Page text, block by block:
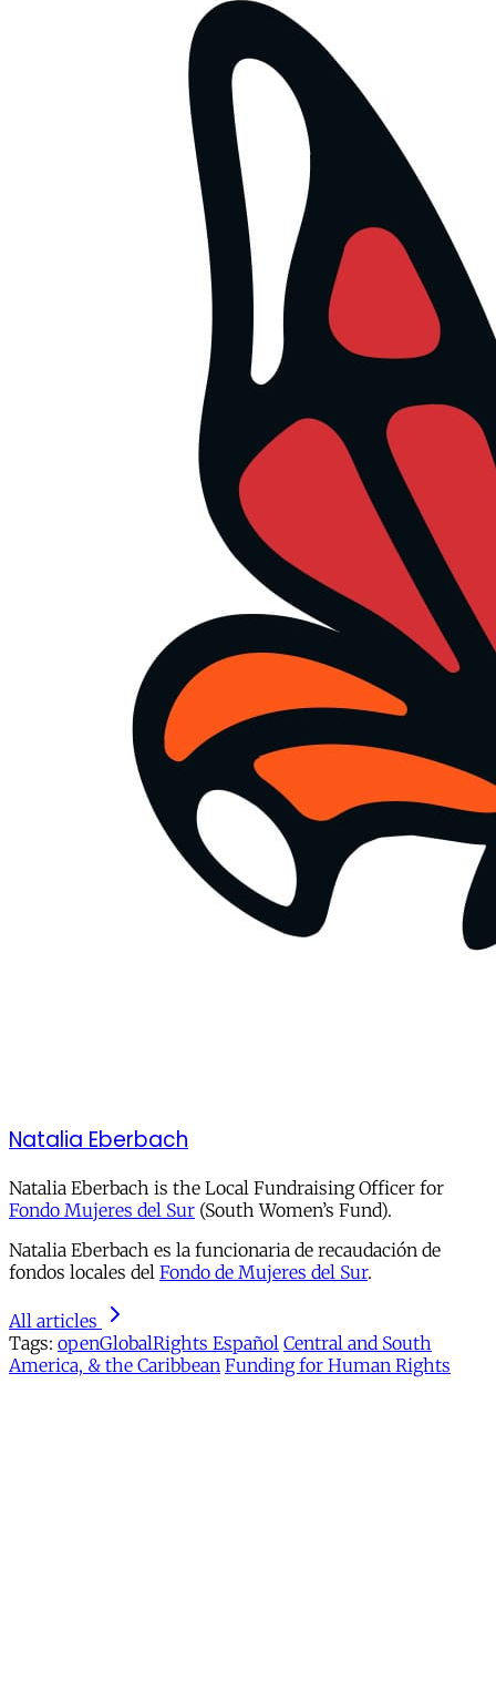
Natalia Eberbach
Natalia Eberbach is the Local Fundraising Officer for
Fondo Mujeres del Sur (South Women’s Fund).
Natalia Eberbach es la funcionaria de recaudación de
fondos locales del Fondo de Mujeres del Sur.
All articles
Tags: openGlobalRights Español Central and South
America, & the Caribbean Funding for Human Rights